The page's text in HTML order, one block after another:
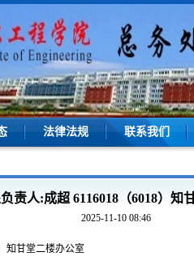
法律法规 联系我们
责人:成超 6116018（6018）知
2025-11-10 08:46
知甘堂二楼办公室